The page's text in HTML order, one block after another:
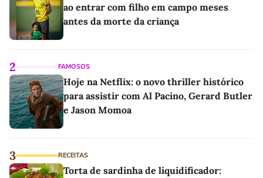
ao entrar com filho em campo meses
antes da morte da criança
2 FAMOSOS
Hoje na Netflix: o novo thriller histórico
para assistir com Al Pacino, Gerard Butler
e Jason Momoa
3 RECEITAS
Torta de sardinha de liquidificador: